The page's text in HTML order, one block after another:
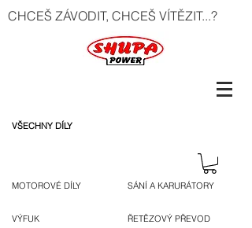
CHCEŠ ZÁVODIT, CHCEŠ VÍTĚZIT...?
VŠECHNY DÍLY
MOTOROVÉ DÍLY
VÝFUK
SÁNÍ A KARURÁTORY
ŘETĚZOVÝ PŘEVOD